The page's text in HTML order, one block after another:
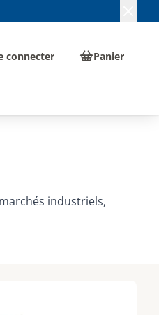
connecter Panier
industriels,